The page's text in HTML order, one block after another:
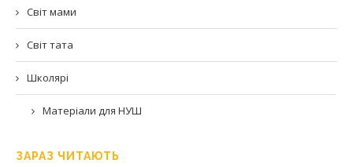
Світ мами
Світ тата
Школярі
Матеріали для НУШ
ЗАРАЗ ЧИТАЮТЬ